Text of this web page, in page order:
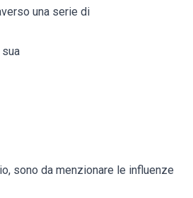
una serie di
sono da menzionare le influenze